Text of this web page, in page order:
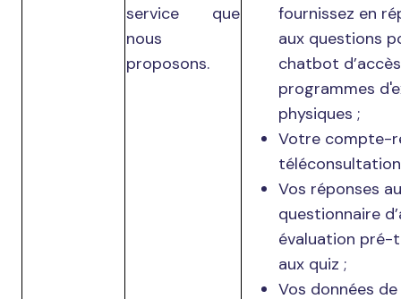
service que
nous
proposons.
fournissez en
aux questions
chatbot
programmes
physiques ;
Votre compte-
Vos réponses au
questionnaire
évaluation pré-
aux quiz ;
Vos données